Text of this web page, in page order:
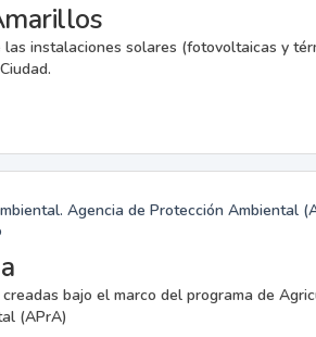
instalaciones solares (fotovoltaicas y
Agencia de Protección Ambiental
bajo el marco del programa de
(APrA)